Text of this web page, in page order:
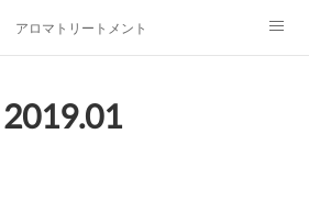
アロマトリートメントMenu
Profile FOR COMPANY
2019.01